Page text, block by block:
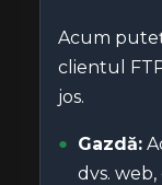
Acum
clientul
jos.
Gazdă:
dvs.